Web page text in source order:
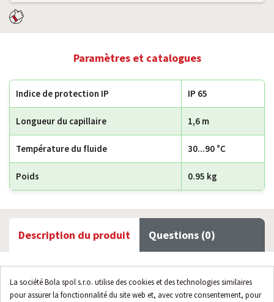
La société Bola spol s.r.o. utilise des cookies et des technologies similaires
pour assurer la fonctionnalité du site web et, avec votre consentement, pour
Paramètres et catalogues
Indice de protection IP IP 65
Longueur du capillaire 1,6 m
Température du fluide 30...90 °C
Poids 0.95 kg
Description du produit Questions (0)
Le régulateur de température à capillaire ZPA EKOREG est
conçu pour la régulation et la signalisation de la température.